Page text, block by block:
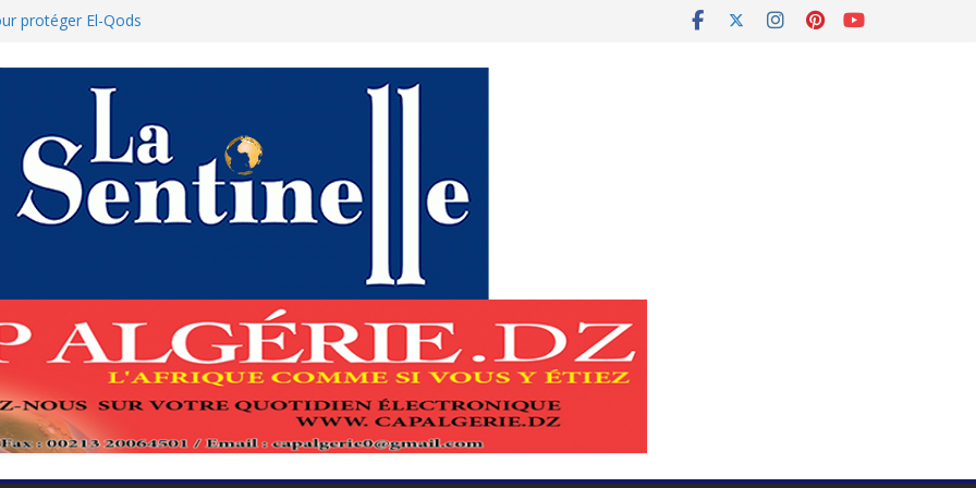
protéger El-Qods
de la coopération au cœur
Boukhari à N’Djamena
accélère la reconquête de son tissu
ministère des Finances dément
des nouvelles mesures